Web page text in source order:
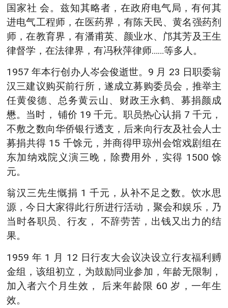
国家社 会。兹知其略者，在政府电气局，有何其
进电气工程师，在医药界，有陈天民、黄名强药剂
师，在教育界，有潘甫英、颜业水、邝其芳及王生
律督学，在法律界，有冯秋萍律师……等多人。
1957 年本行创办人岑会俊逝世。9 月 23 日职委翁
汉三建议购买前行所，遂成立募购委员会，推举主
任黄俊德、总务黄云山、财政王永鹤、募捐颜成
懋。当时， 铺价 19 千元。职员热心认捐 7 千元，
不敷之数向华侨银行透支，后来向行友及社会人士
募捐共得 15 千馀元，并商得甲琼州会馆戏剧组在
东加纳戏院义演三晚，除费用外，实得 1500 馀
元。
翁汉三先生慨捐 1 千元，从补不足之数。饮水思
源，今日大家得此行所进行活动，聚会和娱乐，乃
当时各职员、行友， 不辞劳苦，出钱又出力的结
果。
1959 年 1 月 12 日行友大会议决设立行友福利赙
金组，该组初立，为鼓励同业参加，年龄无限制，
加入者六个月生效， 后来年龄限 60 岁，一年生
效。